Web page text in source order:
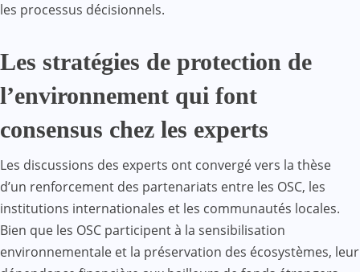
les processus décisionnels.
Les stratégies de protection de
l’environnement qui font
consensus chez les experts
Les discussions des experts ont convergé vers la thèse
d’un renforcement des partenariats entre les OSC, les
institutions internationales et les communautés locales.
Bien que les OSC participent à la sensibilisation
environnementale et la préservation des écosystèmes, leur